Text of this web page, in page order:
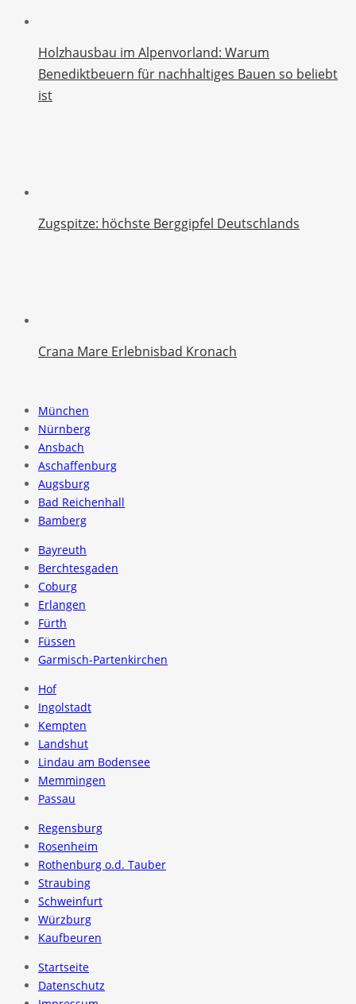
Holzhausbau im Alpenvorland: Warum
Benediktbeuern für nachhaltiges Bauen so beliebt
ist
Zugspitze: höchste Berggipfel Deutschlands
Crana Mare Erlebnisbad Kronach
München
Nürnberg
Ansbach
Aschaffenburg
Augsburg
Bad Reichenhall
Bamberg
Bayreuth
Berchtesgaden
Coburg
Erlangen
Fürth
Füssen
Garmisch-Partenkirchen
Hof
Ingolstadt
Kempten
Landshut
Lindau am Bodensee
Memmingen
Passau
Regensburg
Rosenheim
Rothenburg o.d. Tauber
Straubing
Schweinfurt
Würzburg
Kaufbeuren
Startseite
Datenschutz